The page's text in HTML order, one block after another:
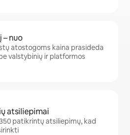
– nuo
atostogoms kaina prasideda
valstybinių ir platformos
atsiliepimai
patikrintų atsiliepimų, kad